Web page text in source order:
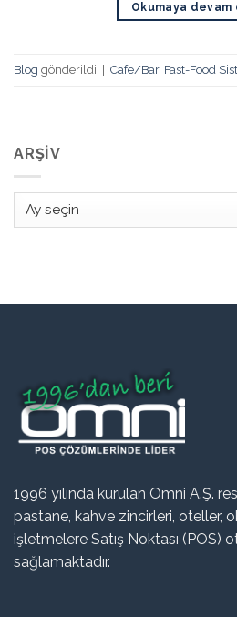
Okumaya devam
Blog gönderildi | Cafe/Bar, Fast-Food
ARŞIV
Arşiv
1996 yılında kurulan Omni A.Ş.
pastane, kahve zincirleri, oteller,
işletmelere Satış Noktası (POS)
sağlamaktadır.